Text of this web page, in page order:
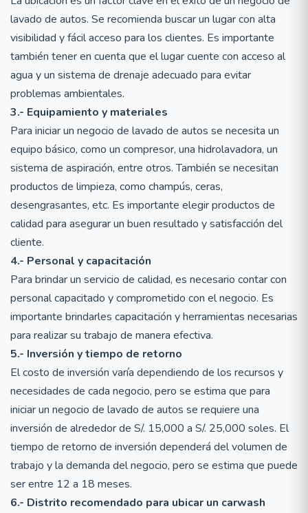
lavado de autos. Se recomienda buscar un lugar con alta
visibilidad y fácil acceso para los clientes. Es importante
también tener en cuenta que el lugar cuente con acceso al
agua y un sistema de drenaje adecuado para evitar
problemas ambientales.
3.- Equipamiento y materiales
Para iniciar un negocio de lavado de autos se necesita un
equipo básico, como un compresor, una hidrolavadora, un
sistema de aspiración, entre otros. También se necesitan
productos de limpieza, como champús, ceras,
desengrasantes, etc. Es importante elegir productos de
calidad para asegurar un buen resultado y satisfacción del
cliente.
4.- Personal y capacitación
Para brindar un servicio de calidad, es necesario contar con
personal capacitado y comprometido con el negocio. Es
importante brindarles capacitación y herramientas necesarias
para realizar su trabajo de manera efectiva.
5.- Inversión y tiempo de retorno
El costo de inversión varía dependiendo de los recursos y
necesidades de cada negocio, pero se estima que para
iniciar un negocio de lavado de autos se requiere una
inversión de alrededor de S/. 15,000 a S/. 25,000 soles. El
tiempo de retorno de inversión dependerá del volumen de
trabajo y la demanda del negocio, pero se estima que puede
ser entre 12 a 18 meses.
6.- Distrito recomendado para ubicar un carwash